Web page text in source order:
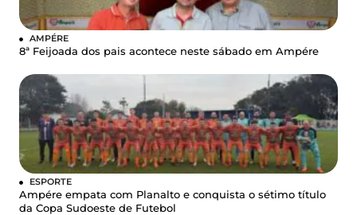
AMPÉRE
8ª Feijoada dos pais acontece neste sábado em Ampére
ESPORTE
Ampére empata com Planalto e conquista o sétimo título
da Copa Sudoeste de Futebol